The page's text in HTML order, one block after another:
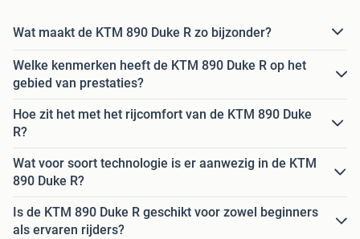
Wat maakt de KTM 890 Duke R zo bijzonder?
Welke kenmerken heeft de KTM 890 Duke R op het
gebied van prestaties?
Hoe zit het met het rijcomfort van de KTM 890 Duke
R?
Wat voor soort technologie is er aanwezig in de KTM
890 Duke R?
Is de KTM 890 Duke R geschikt voor zowel beginners
als ervaren rijders?